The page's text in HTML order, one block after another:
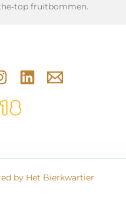
fruitbommen.
by Het Bierkwartier